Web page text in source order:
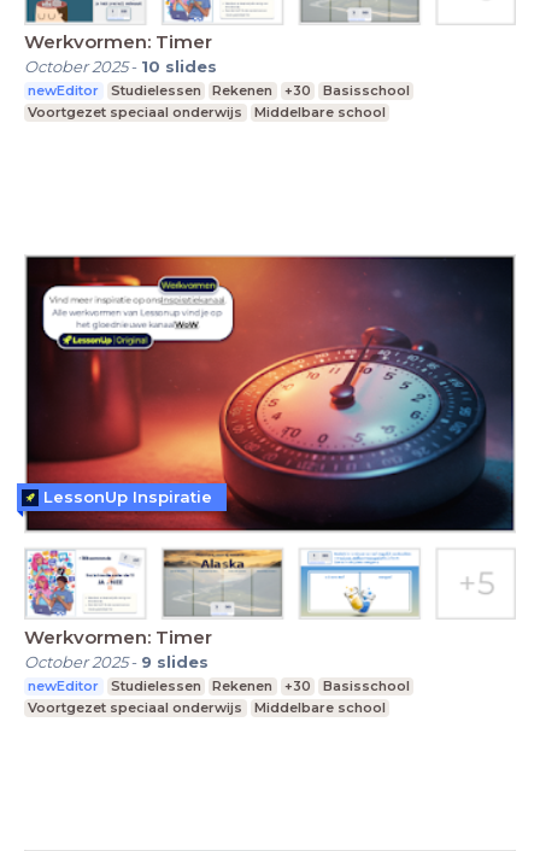
Werkvormen: Timer
October 2025- 10 slides
newEditor Studielessen Rekenen +30
Basisschool
Voortgezet speciaal onderwijs
Middelbare school
Werkvormen: Timer
October 2025- 9 slides
newEditor Studielessen Rekenen +30
Basisschool
Voortgezet speciaal onderwijs
Middelbare school
LessonUp Inspiratie